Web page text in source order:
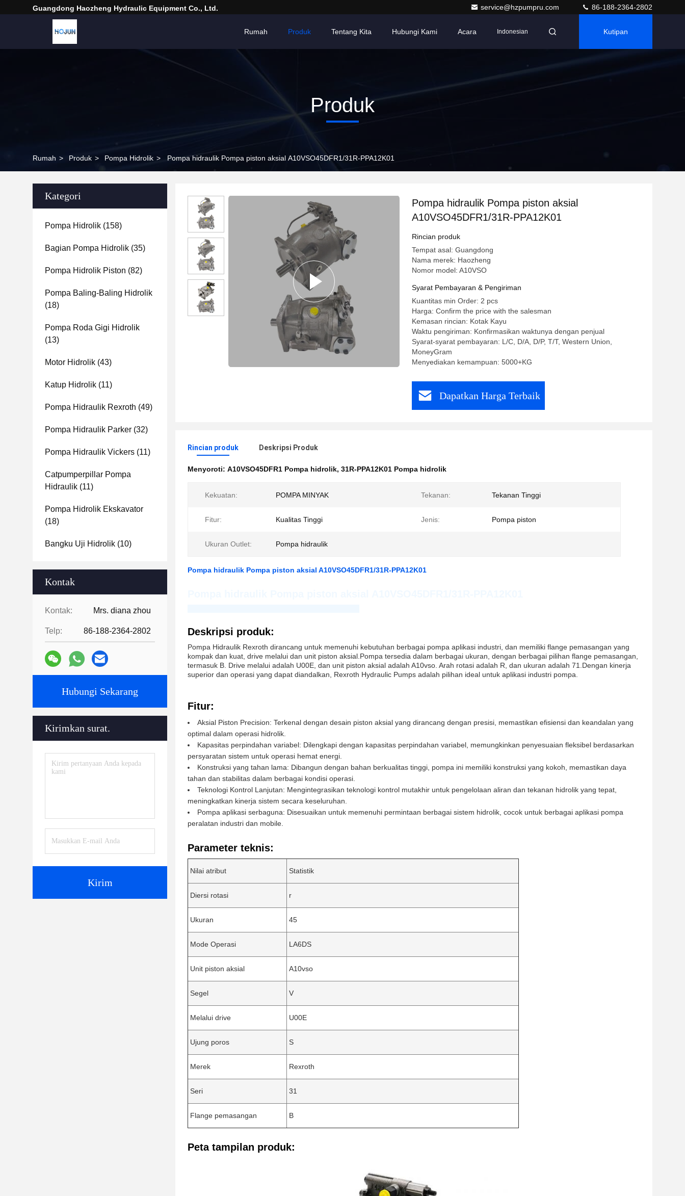
Guangdong Haozheng Hydraulic Equipment Co., Ltd. service@hzpumpru.com 86-188-2364-2802
Rumah Produk Tentang Kita Hubungi Kami Acara Indonesian Kutipan
Produk
Rumah > Produk > Pompa Hidrolik > Pompa hidraulik Pompa piston aksial A10VSO45DFR1/31R-PPA12K01
Kategori
Pompa Hidrolik (158)
Bagian Pompa Hidrolik (35)
Pompa Hidrolik Piston (82)
Pompa Baling-Baling Hidrolik
(18)
Pompa Roda Gigi Hidrolik
(13)
Motor Hidrolik (43)
Katup Hidrolik (11)
Pompa Hidraulik Rexroth (49)
Pompa Hidraulik Parker (32)
Pompa Hidraulik Vickers (11)
Catpumperpillar Pompa
Hidraulik (11)
Pompa Hidrolik Ekskavator
(18)
Bangku Uji Hidrolik (10)
Kontak
Kontak: Mrs. diana zhou
Telp: 86-188-2364-2802
Hubungi Sekarang
Kirimkan surat.
Kirim
Pompa hidraulik Pompa piston aksial
A10VSO45DFR1/31R-PPA12K01
Rincian produk
Tempat asal: Guangdong
Nama merek: Haozheng
Nomor model: A10VSO
Syarat Pembayaran & Pengiriman
Kuantitas min Order: 2 pcs
Harga: Confirm the price with the salesman
Kemasan rincian: Kotak Kayu
Waktu pengiriman: Konfirmasikan waktunya dengan penjual
Syarat-syarat pembayaran: L/C, D/A, D/P, T/T, Western Union,
MoneyGram
Menyediakan kemampuan: 5000+KG
Dapatkan Harga Terbaik
Rincian produk Deskripsi Produk
Menyoroti: A10VSO45DFR1 Pompa hidrolik, 31R-PPA12K01 Pompa hidrolik
Kekuatan: POMPA MINYAK Tekanan: Tekanan Tinggi
Fitur: Kualitas Tinggi Jenis: Pompa piston
Ukuran Outlet: Pompa hidraulik
Pompa hidraulik Pompa piston aksial A10VSO45DFR1/31R-PPA12K01
Deskripsi produk:
Pompa Hidraulik Rexroth dirancang untuk memenuhi kebutuhan berbagai pompa aplikasi industri, dan memiliki flange pemasangan yang
kompak dan kuat, drive melalui dan unit piston aksial.Pompa tersedia dalam berbagai ukuran, dengan berbagai pilihan flange pemasangan,
termasuk B. Drive melalui adalah U00E, dan unit piston aksial adalah A10vso. Arah rotasi adalah R, dan ukuran adalah 71.Dengan kinerja
superior dan operasi yang dapat diandalkan, Rexroth Hydraulic Pumps adalah pilihan ideal untuk aplikasi industri pompa.
Fitur:
Aksial Piston Precision: Terkenal dengan desain piston aksial yang dirancang dengan presisi, memastikan efisiensi dan keandalan yang
optimal dalam operasi hidrolik.
Kapasitas perpindahan variabel: Dilengkapi dengan kapasitas perpindahan variabel, memungkinkan penyesuaian fleksibel berdasarkan
persyaratan sistem untuk operasi hemat energi.
Konstruksi yang tahan lama: Dibangun dengan bahan berkualitas tinggi, pompa ini memiliki konstruksi yang kokoh, memastikan daya
tahan dan stabilitas dalam berbagai kondisi operasi.
Teknologi Kontrol Lanjutan: Mengintegrasikan teknologi kontrol mutakhir untuk pengelolaan aliran dan tekanan hidrolik yang tepat,
meningkatkan kinerja sistem secara keseluruhan.
Pompa aplikasi serbaguna: Disesuaikan untuk memenuhi permintaan berbagai sistem hidrolik, cocok untuk berbagai aplikasi pompa
peralatan industri dan mobile.
Parameter teknis:
Nilai atribut Statistik
Diersi rotasi r
Ukuran 45
Mode Operasi LA6DS
Unit piston aksial A10vso
Segel V
Melalui drive U00E
Ujung poros S
Merek Rexroth
Seri 31
Flange pemasangan B
Peta tampilan produk: